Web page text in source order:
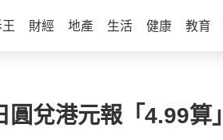
財經 地產 生活 健康 教育
兌港元報「4.99算」